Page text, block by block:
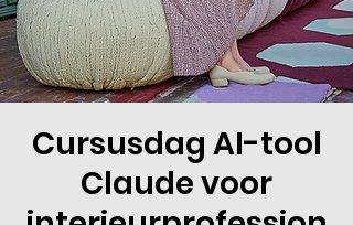
Cursusdag AI-tool
Claude voor